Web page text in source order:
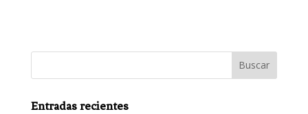
Entradas recientes